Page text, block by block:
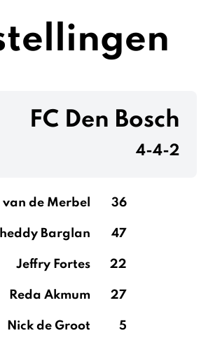
FC Den Bosch
4-4-2
van de Merbel 36
Barglan 47
Jeffry Fortes 22
Reda Akmum 27
Nick de Groot 5